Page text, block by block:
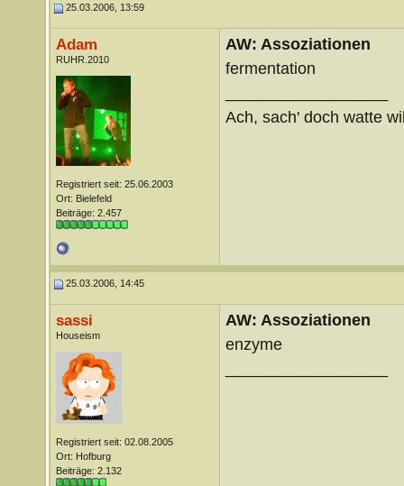
25.03.2006, 13:59
Adam
RUHR.2010
Registriert seit: 25.06.2003
Ort: Bielefeld
Beiträge: 2.457
AW: Assoziationen
fermentation
Ach, sach' doch watte
25.03.2006, 14:45
sassi
Houseism
Registriert seit: 02.08.2005
Ort: Hofburg
Beiträge: 2.132
AW: Assoziationen
enzyme